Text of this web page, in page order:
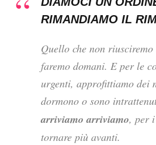
RIMANDIAMO IL
Quello che non
faremo domani. E per le
urgenti, approfittiamo dei
dormono o sono
arriviamo arriviamo, per
tornare più avanti.